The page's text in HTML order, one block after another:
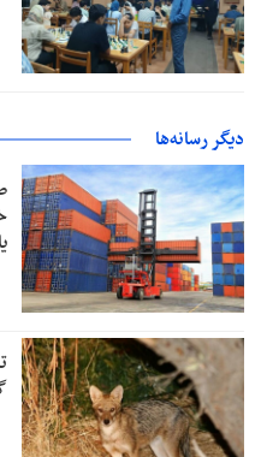
دیگر رسانه‌ها